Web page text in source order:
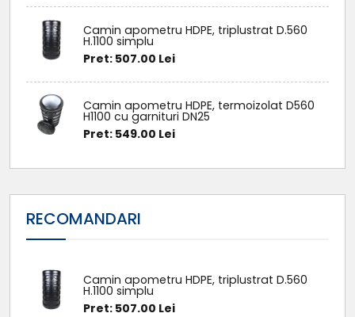
Camin apometru HDPE, triplustrat D.560
H.1100 simplu
Pret: 507.00 Lei
Camin apometru HDPE, termoizolat D560
H1100 cu garnituri DN25
Pret: 549.00 Lei
RECOMANDARI
Camin apometru HDPE, triplustrat D.560
H.1100 simplu
Pret: 507.00 Lei